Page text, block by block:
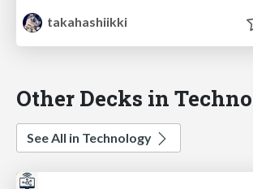
takahashiikki
Other Decks in
See All in Technology